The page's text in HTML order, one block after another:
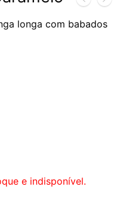
longa com babados
e indisponível.